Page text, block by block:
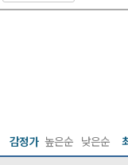
감정가 높은순 낮은순